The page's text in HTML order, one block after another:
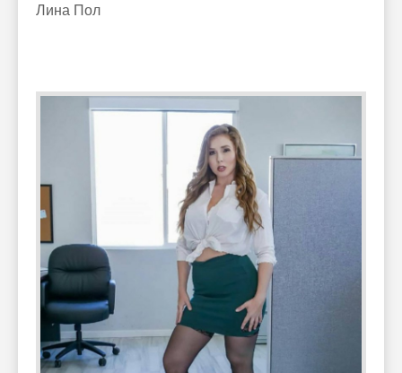
Лина Пол